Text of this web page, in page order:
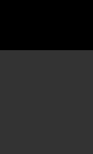
1 of 1